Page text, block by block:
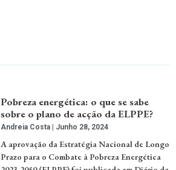
Pobreza energética: o que se sabe
sobre o plano de acção da ELPPE?
Andreia Costa Junho 28, 2024
A aprovação da Estratégia Nacional de Longo
Prazo para o Combate à Pobreza Energética